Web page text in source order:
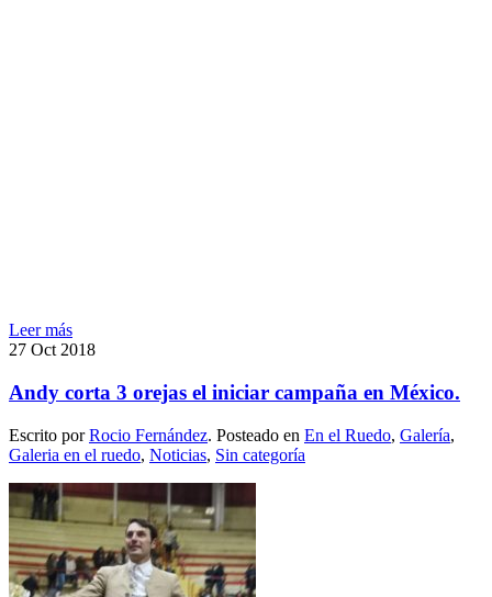
Leer más
27 Oct 2018
Andy corta 3 orejas el iniciar campaña en México.
Escrito porRocio Fernández. Posteado en En el Ruedo, Galería,
Galeria en el ruedo, Noticias, Sin categoría